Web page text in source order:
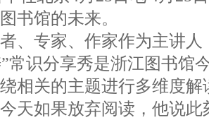
书馆的未来。
、专家、作家作为主讲人
”常识分享秀是浙江图书馆
相关的主题进行多维度
天如果放弃阅读，他说